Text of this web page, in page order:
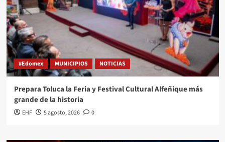
#Edomex MUNICIPIOS NOTICIAS
Prepara Toluca la Feria y Festival Cultural Alfeñique más
grande de la historia
EHF 5 agosto, 2026 0